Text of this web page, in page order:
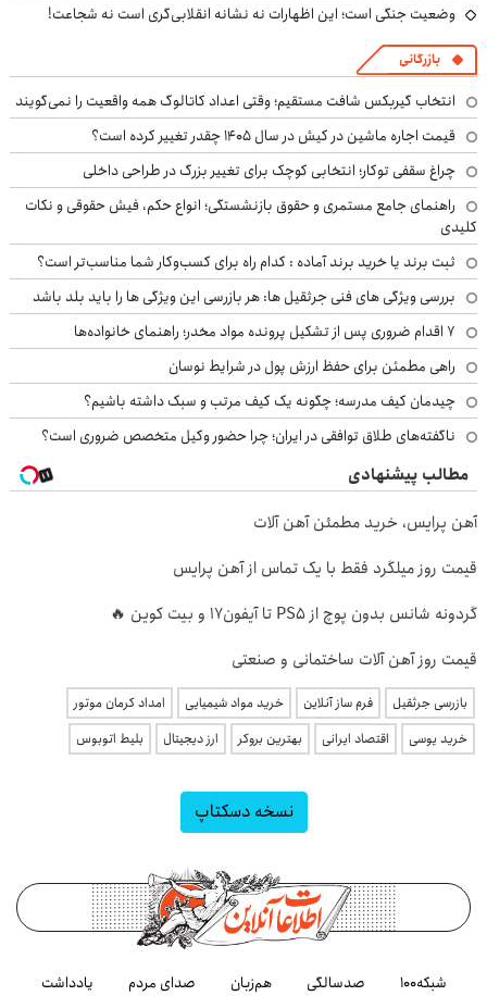
وضعیت جنگی است؛ این اظهارات نه نشانه انقلابی‌گری است نه شجاعت!
بازرگانی
انتخاب گیربکس شافت مستقیم؛ وقتی اعداد کاتالوگ همه واقعیت را نمی‌گویند
قیمت اجاره ماشین در کیش در سال ۱۴۰۵ چقدر تغییر کرده است؟
چراغ سقفی توکار؛ انتخابی کوچک برای تغییر بزرگ در طراحی داخلی
راهنمای جامع مستمری و حقوق بازنشستگی؛ انواع حکم، فیش حقوقی و نکات
کلیدی
ثبت برند یا خرید برند آماده : کدام راه برای کسب‌وکار شما مناسب‌تر است؟
بررسی ویژگی های فنی جرثقیل ها: هر بازرسی این ویژگی ها را باید بلد باشد
۷ اقدام ضروری پس از تشکیل پرونده مواد مخدر؛ راهنمای خانواده‌ها
راهی مطمئن برای حفظ ارزش پول در شرایط نوسان
چیدمان کیف مدرسه؛ چگونه یک کیف مرتب و سبک داشته باشیم؟
ناگفته‌های طلاق توافقی در ایران؛ چرا حضور وکیل متخصص ضروری است؟
مطالب پیشنهادی
آهن پرایس، خرید مطمئن آهن آلات
قیمت روز میلگرد فقط با یک تماس از آهن پرایس
گردونه شانس بدون پوچ از PS5 تا آیفون17 و بیت کوین 🔥
قیمت روز آهن آلات ساختمانی و صنعتی
بازرسی جرثقیل فرم ساز آنلاین خرید مواد شیمیایی
امداد کرمان موتور
خرید یوسی
اقتصاد ایرانی بهترین بروکر ارز دیجیتال بلیط اتوبوس
نسخه دسکتاپ
شبکه۱۰۰ صدسالگی هم‌زبان صدای مردم یادداشت